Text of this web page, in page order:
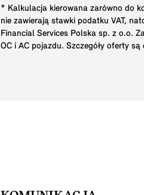
* Kalkulacja kierowana zarówno do
nie zawierają stawki podatku VAT,
Financial Services Polska sp. z o.o.
OC i AC pojazdu. Szczegóły oferty